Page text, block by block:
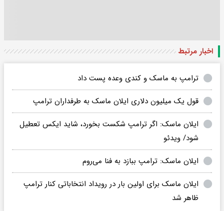
اخبار مرتبط
ترامپ به ماسک و کندی وعده پست داد
قول یک میلیون دلاری ایلان ماسک به طرفداران ترامپ
ایلان ماسک: اگر ترامپ شکست بخورد، شاید ایکس تعطیل
شود/ ویدئو
ایلان ماسک: ترامپ ببازد به فنا می‌روم
ایلان ماسک برای اولین بار در رویداد انتخاباتی کنار ترامپ
ظاهر شد